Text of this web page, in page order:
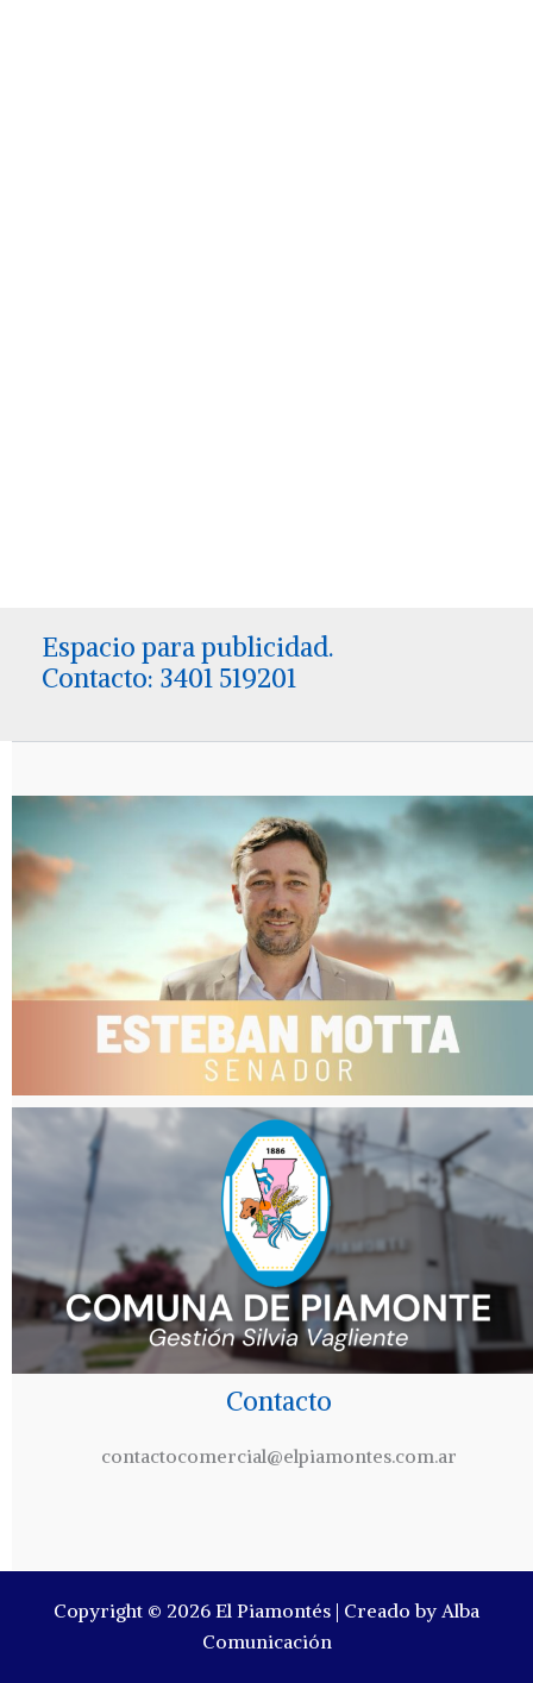
Espacio para publicidad.
Contacto: 3401 519201
Contacto
contactocomercial@elpiamontes.com.ar
Copyright © 2026 El Piamontés | Creado by Alba
Comunicación